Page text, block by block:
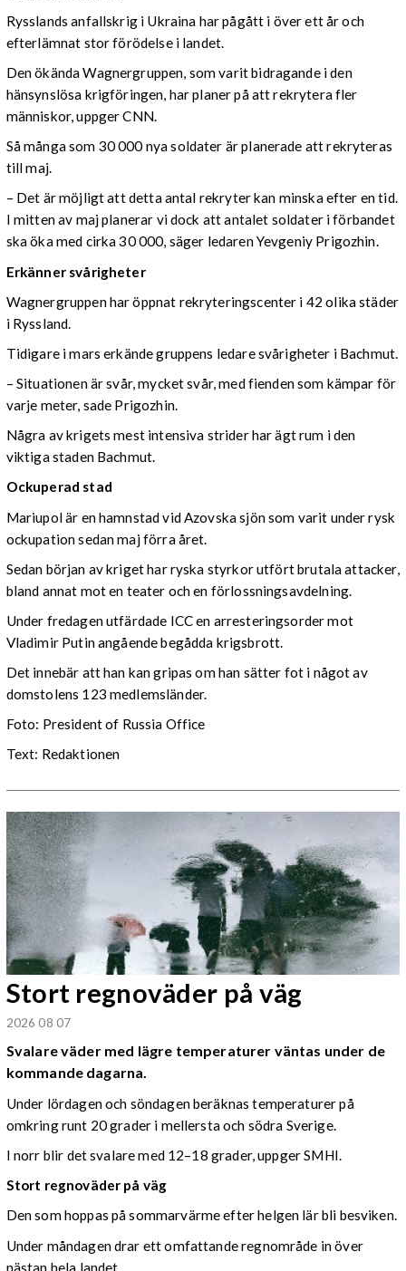
Rysslands anfallskrig i Ukraina har pågått i över ett år och
efterlämnat stor förödelse i landet.
Den ökända Wagnergruppen, som varit bidragande i den
hänsynslösa krigföringen, har planer på att rekrytera fler
människor, uppger CNN.
Så många som 30 000 nya soldater är planerade att rekryteras
till maj.
– Det är möjligt att detta antal rekryter kan minska efter en tid.
I mitten av maj planerar vi dock att antalet soldater i förbandet
ska öka med cirka 30 000, säger ledaren Yevgeniy Prigozhin.
Erkänner svårigheter
Wagnergruppen har öppnat rekryteringscenter i 42 olika städer
i Ryssland.
Tidigare i mars erkände gruppens ledare svårigheter i Bachmut.
– Situationen är svår, mycket svår, med fienden som kämpar för
varje meter, sade Prigozhin.
Några av krigets mest intensiva strider har ägt rum i den
viktiga staden Bachmut.
Ockuperad stad
Mariupol är en hamnstad vid Azovska sjön som varit under rysk
ockupation sedan maj förra året.
Sedan början av kriget har ryska styrkor utfört brutala attacker,
bland annat mot en teater och en förlossningsavdelning.
Under fredagen utfärdade ICC en arresteringsorder mot
Vladimir Putin angående begådda krigsbrott.
Det innebär att han kan gripas om han sätter fot i något av
domstolens 123 medlemsländer.
Foto: President of Russia Office
Text: Redaktionen
Stort regnoväder på väg
2026 08 07
Svalare väder med lägre temperaturer väntas under de
kommande dagarna.
Under lördagen och söndagen beräknas temperaturer på
omkring runt 20 grader i mellersta och södra Sverige.
I norr blir det svalare med 12–18 grader, uppger SMHI.
Stort regnoväder på väg
Den som hoppas på sommarvärme efter helgen lär bli besviken.
Under måndagen drar ett omfattande regnområde in över
nästan hela landet.